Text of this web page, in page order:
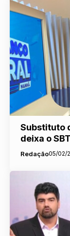
Substituto
deixa o
Redação05/02/